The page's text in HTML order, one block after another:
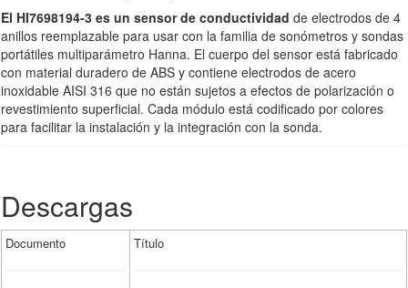
El HI7698194-3 es un sensor de conductividad de electrodos de 4
anillos reemplazable para usar con la familia de sonómetros y sondas
portátiles multiparámetro Hanna. El cuerpo del sensor está fabricado
con material duradero de ABS y contiene electrodos de acero
inoxidable AISI 316 que no están sujetos a efectos de polarización o
revestimiento superficial. Cada módulo está codificado por colores
para facilitar la instalación y la integración con la sonda.
Descargas
Documento Título